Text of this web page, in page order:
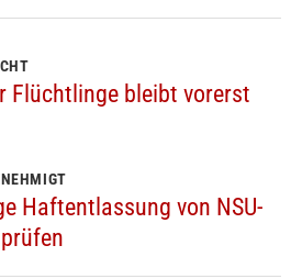
Flüchtlinge bleibt vorerst
Haftentlassung von NSU-